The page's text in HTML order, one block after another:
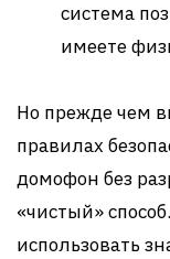
система
имеете
Но прежде чем
правилах
домофон без
«чистый»
использовать